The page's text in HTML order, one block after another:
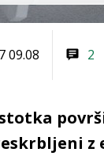
09.08 2